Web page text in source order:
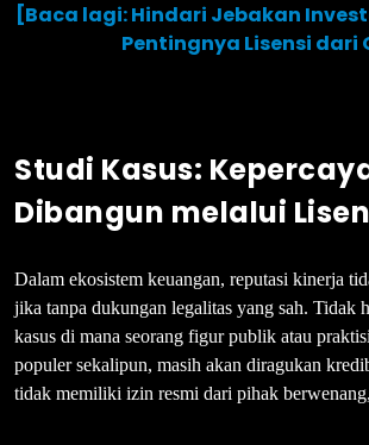
[Baca lagi: Hindari Jebakan
Pentingnya Lisensi dari
Studi Kasus:
Dibangun melalui
Dalam ekosistem keuangan, reputasi kinerja
jika tanpa dukungan legalitas yang sah. Tidak
kasus di mana seorang figur publik atau
populer sekalipun, masih akan diragukan
tidak memiliki izin resmi dari pihak